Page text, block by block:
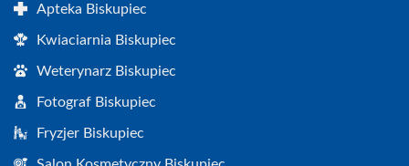
Apteka Biskupiec
Kwiaciarnia Biskupiec
Weterynarz Biskupiec
Fotograf Biskupiec
Fryzjer Biskupiec